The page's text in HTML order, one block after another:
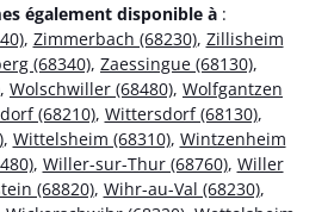
également disponible à :
, Zimmerbach (68230), Zillisheim
(68340), Zaessingue (68130),
, Wolschwiller (68480), Wolfgantzen
(68210), Wittersdorf (68130),
, Wittelsheim (68310), Wintzenheim
, Willer-sur-Thur (68760), Willer
(68820), Wihr-au-Val (68230),